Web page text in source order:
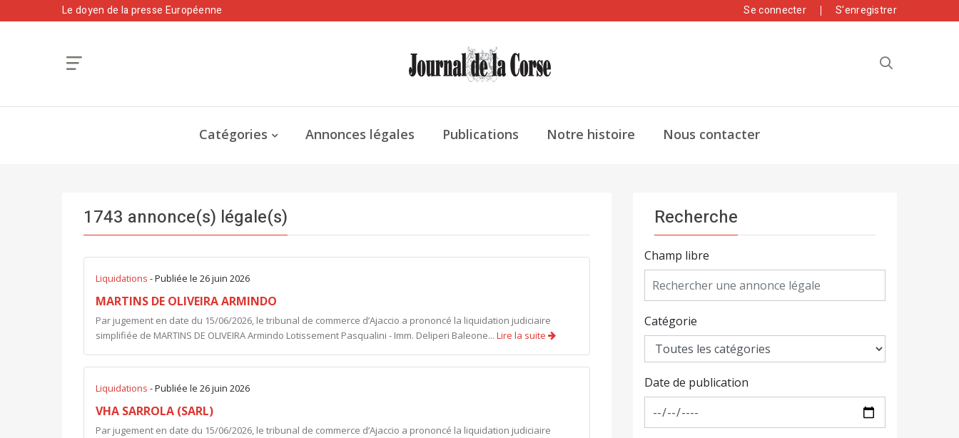
Le doyen de la presse Européenne Se connecter S'enregistrer
Catégories Annonces légales Publications Notre histoire Nous contacter
1743 annonce(s) légale(s)
Liquidations - Publiée le 26 juin 2026
MARTINS DE OLIVEIRA ARMINDO
Par jugement en date du 15/06/2026, le tribunal de commerce d’Ajaccio a prononcé la liquidation judiciaire
simplifiée de MARTINS DE OLIVEIRA Armindo Lotissement Pasqualini - Imm. Deliperi Baleone... Lire la suite
Liquidations - Publiée le 26 juin 2026
VHA SARROLA (SARL)
Par jugement en date du 15/06/2026, le tribunal de commerce d’Ajaccio a prononcé la liquidation judiciaire
Recherche
Champ libre
Catégorie
Date de publication